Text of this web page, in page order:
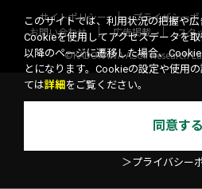
サイトポリシー プライバシーポ
お問い合わせ
広告掲載 スタ
©KADOKAWA ASCII Research
このサイトでは、利用状況の把握や広
Cookieを使用してアクセスデータを
以降のページに遷移した場合、
とになります。Cookieの設定や使用
ては詳細 をご覧ください。
同意する
＞プライバシー